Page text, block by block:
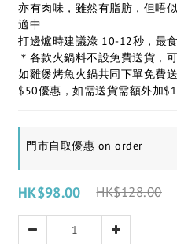
亦有肉味，雖然有脂肪，但唔
適中
打邊爐時建議淥 10-12秒，最食
＊各款火鍋料不設免費送貨，
如雞煲烤魚火鍋共同下單免費
$50優惠，如需送貨需額外加
門市自取優惠 on order
HK$98.00 HK$128.00